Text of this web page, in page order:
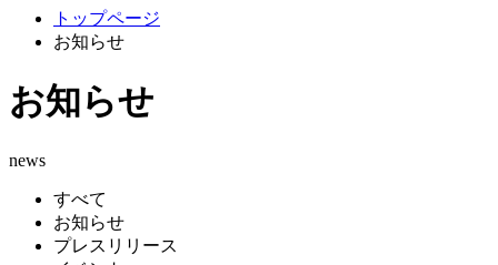
トップページ
お知らせ
お知らせ
news
すべて
お知らせ
プレスリリース